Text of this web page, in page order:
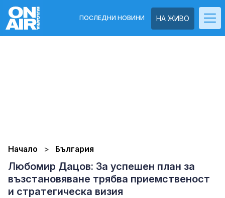
НА ЖИВО
ПОСЛЕДНИ НОВИНИ
Начало България
Любомир Дацов: За успешен план за
възстановяване трябва приемственост
и стратегическа визия